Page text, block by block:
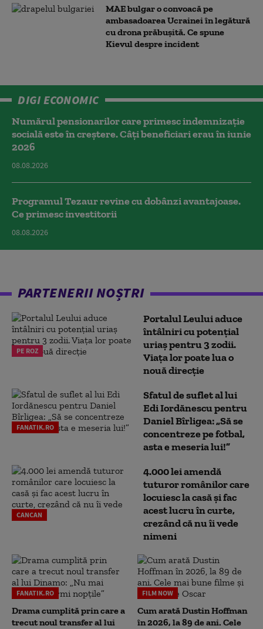
MAE bulgar o convoacă pe
ambasadoarea Ucrainei în legătură
cu drona prăbuşită. Ce spune
Kievul despre incident
DIGI ECONOMIC
Numărul pensionarilor care primesc indemnizaţie
socială este în creștere. Câți beneficiari erau în iunie
2026
08.08.2026
Programul Tezaur revine cu dobânzi avantajoase.
Ce primesc investitorii
08.08.2026
PARTENERII NOȘTRI
PE ROZ
Portalul Leului aduce
întâlniri cu potențial
uriaș pentru 3 zodii.
Viața lor poate lua o
nouă direcție
FANATIK.RO
Sfatul de suflet al lui
Edi Iordănescu pentru
Daniel Bîrligea: „Să se
concentreze pe fotbal,
asta e meseria lui!”
CANCAN
4.000 lei amendă
tuturor românilor care
locuiesc la casă și fac
acest lucru în curte,
crezând că nu îi vede
nimeni
FANATIK.RO
Drama cumplită prin care a
trecut noul transfer al lui
FILM NOW
Cum arată Dustin Hoffman
în 2026, la 89 de ani. Cele